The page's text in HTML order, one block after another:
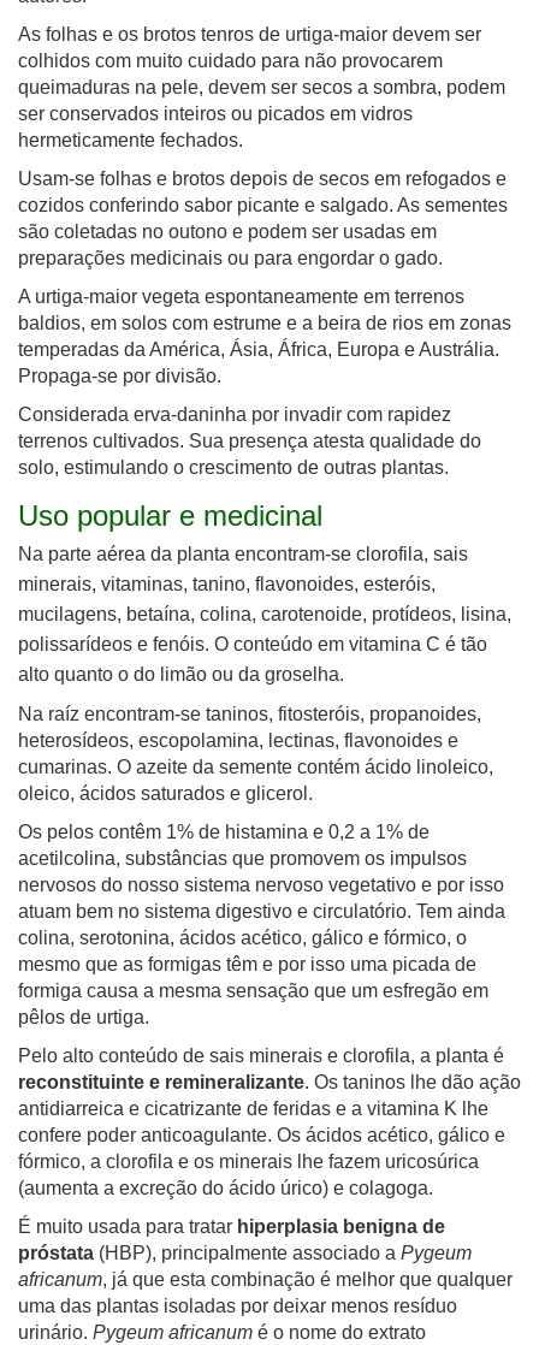
As folhas e os brotos tenros de urtiga-maior devem ser
colhidos com muito cuidado para não provocarem
queimaduras na pele, devem ser secos a sombra, podem
ser conservados inteiros ou picados em vidros
hermeticamente fechados.
Usam-se folhas e brotos depois de secos em refogados e
cozidos conferindo sabor picante e salgado. As sementes
são coletadas no outono e podem ser usadas em
preparações medicinais ou para engordar o gado.
A urtiga-maior vegeta espontaneamente em terrenos
baldios, em solos com estrume e a beira de rios em zonas
temperadas da América, Ásia, África, Europa e Austrália.
Propaga-se por divisão.
Considerada erva-daninha por invadir com rapidez
terrenos cultivados. Sua presença atesta qualidade do
solo, estimulando o crescimento de outras plantas.
Uso popular e medicinal
Na parte aérea da planta encontram-se clorofila, sais
minerais, vitaminas, tanino, flavonoides, esteróis,
mucilagens, betaína, colina, carotenoide, protídeos, lisina,
polissarídeos e fenóis. O conteúdo em vitamina C é tão
alto quanto o do limão ou da groselha.
Na raíz encontram-se taninos, fitosteróis, propanoides,
heterosídeos, escopolamina, lectinas, flavonoides e
cumarinas. O azeite da semente contém ácido linoleico,
oleico, ácidos saturados e glicerol.
Os pelos contêm 1% de histamina e 0,2 a 1% de
acetilcolina, substâncias que promovem os impulsos
nervosos do nosso sistema nervoso vegetativo e por isso
atuam bem no sistema digestivo e circulatório. Tem ainda
colina, serotonina, ácidos acético, gálico e fórmico, o
mesmo que as formigas têm e por isso uma picada de
formiga causa a mesma sensação que um esfregão em
pêlos de urtiga.
Pelo alto conteúdo de sais minerais e clorofila, a planta é
reconstituinte e remineralizante. Os taninos lhe dão ação
antidiarreica e cicatrizante de feridas e a vitamina K lhe
confere poder anticoagulante. Os ácidos acético, gálico e
fórmico, a clorofila e os minerais lhe fazem uricosúrica
(aumenta a excreção do ácido úrico) e colagoga.
É muito usada para tratar hiperplasia benigna de
próstata (HBP), principalmente associado a Pygeum
africanum, já que esta combinação é melhor que qualquer
uma das plantas isoladas por deixar menos resíduo
urinário. Pygeum africanum é o nome do extrato